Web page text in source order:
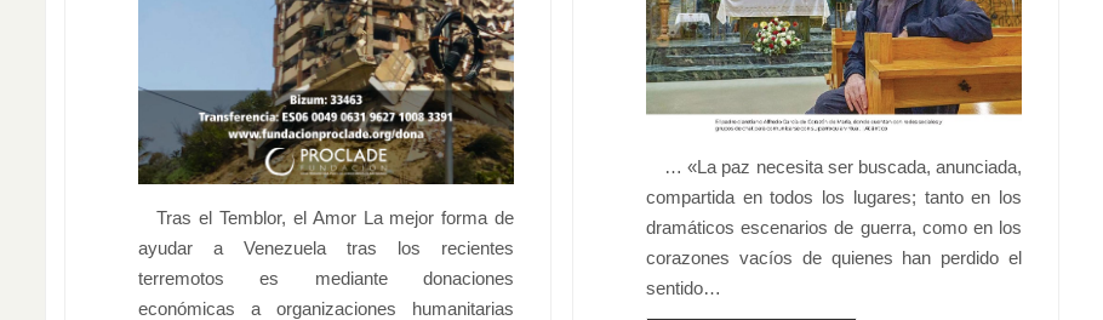
Tras el Temblor, el Amor La mejor forma de
ayudar a Venezuela tras los recientes
terremotos es mediante donaciones
económicas a organizaciones humanitarias
… «La paz necesita ser buscada, anunciada,
compartida en todos los lugares; tanto en los
dramáticos escenarios de guerra, como en los
corazones vacíos de quienes han perdido el
sentido…